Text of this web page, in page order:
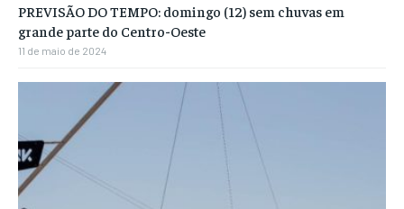
PREVISÃO DO TEMPO: domingo (12) sem chuvas em
grande parte do Centro-Oeste
11 de maio de 2024